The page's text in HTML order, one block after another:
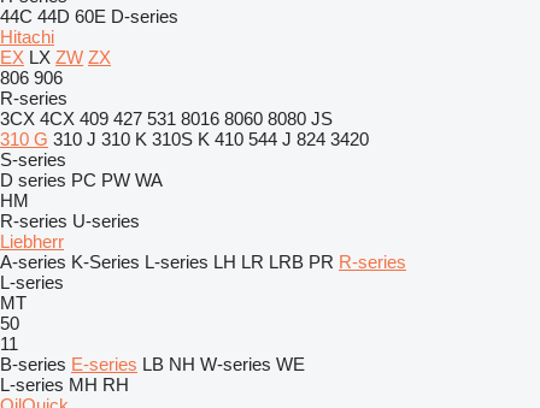
44C 44D 60E D-series
Hitachi
EX LX ZW ZX
806 906
R-series
3CX 4CX 409 427 531 8016 8060 8080 JS
310 G 310 J 310 K 310S K 410 544 J 824 3420
S-series
D series PC PW WA
HM
R-series U-series
Liebherr
A-series K-Series L-series LH LR LRB PR R-series
L-series
MT
50
11
B-series E-series LB NH W-series WE
L-series MH RH